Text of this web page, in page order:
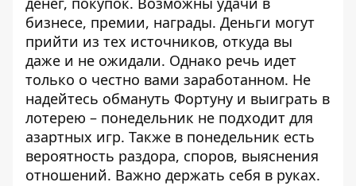
бизнесе, премии, награды. Деньги могут
прийти из тех источников, откуда вы
даже и не ожидали. Однако речь идет
только о честно вами заработанном. Не
надейтесь обмануть Фортуну и выиграть в
лотерею – понедельник не подходит для
азартных игр. Также в понедельник есть
вероятность раздора, споров, выяснения
отношений. Важно держать себя в руках.